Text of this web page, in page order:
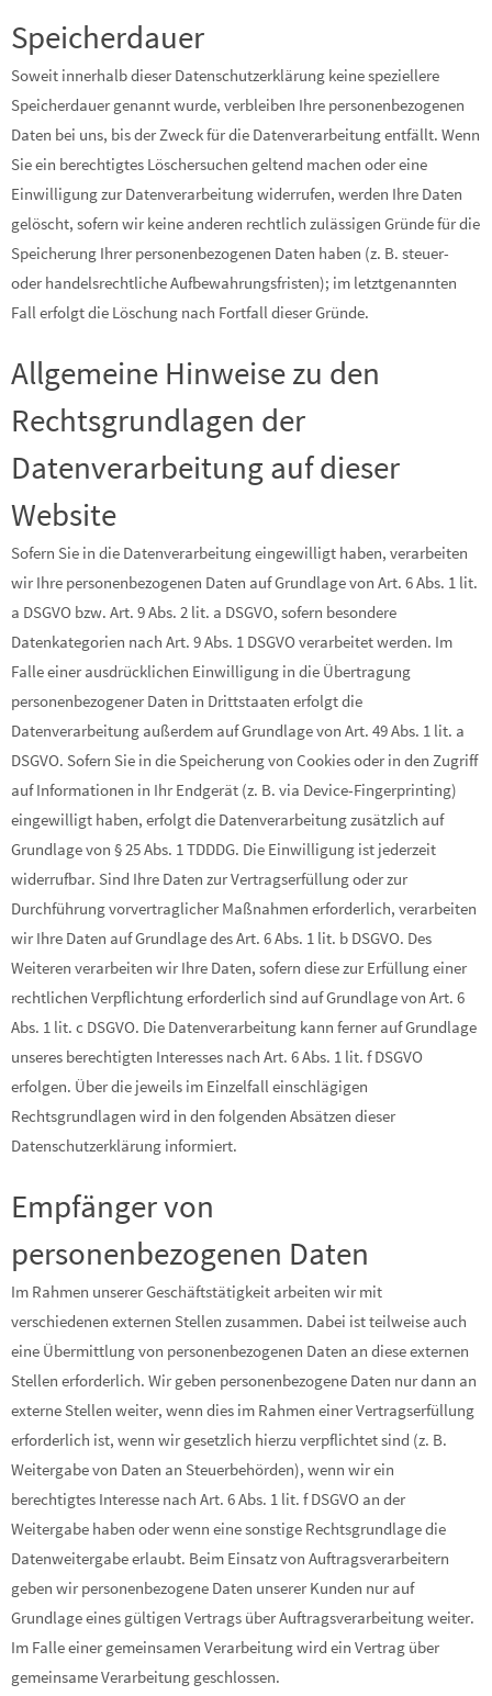
Speicherdauer
Soweit innerhalb dieser Datenschutzerklärung keine speziellere
Speicherdauer genannt wurde, verbleiben Ihre personenbezogenen
Daten bei uns, bis der Zweck für die Datenverarbeitung entfällt. Wenn
Sie ein berechtigtes Löschersuchen geltend machen oder eine
Einwilligung zur Datenverarbeitung widerrufen, werden Ihre Daten
gelöscht, sofern wir keine anderen rechtlich zulässigen Gründe für die
Speicherung Ihrer personenbezogenen Daten haben (z. B. steuer-
oder handelsrechtliche Aufbewahrungsfristen); im letztgenannten
Fall erfolgt die Löschung nach Fortfall dieser Gründe.
Allgemeine Hinweise zu den
Rechtsgrundlagen der
Datenverarbeitung auf dieser
Website
Sofern Sie in die Datenverarbeitung eingewilligt haben, verarbeiten
wir Ihre personenbezogenen Daten auf Grundlage von Art. 6 Abs. 1 lit.
a DSGVO bzw. Art. 9 Abs. 2 lit. a DSGVO, sofern besondere
Datenkategorien nach Art. 9 Abs. 1 DSGVO verarbeitet werden. Im
Falle einer ausdrücklichen Einwilligung in die Übertragung
personenbezogener Daten in Drittstaaten erfolgt die
Datenverarbeitung außerdem auf Grundlage von Art. 49 Abs. 1 lit. a
DSGVO. Sofern Sie in die Speicherung von Cookies oder in den Zugriff
auf Informationen in Ihr Endgerät (z. B. via Device-Fingerprinting)
eingewilligt haben, erfolgt die Datenverarbeitung zusätzlich auf
Grundlage von § 25 Abs. 1 TDDDG. Die Einwilligung ist jederzeit
widerrufbar. Sind Ihre Daten zur Vertragserfüllung oder zur
Durchführung vorvertraglicher Maßnahmen erforderlich, verarbeiten
wir Ihre Daten auf Grundlage des Art. 6 Abs. 1 lit. b DSGVO. Des
Weiteren verarbeiten wir Ihre Daten, sofern diese zur Erfüllung einer
rechtlichen Verpflichtung erforderlich sind auf Grundlage von Art. 6
Abs. 1 lit. c DSGVO. Die Datenverarbeitung kann ferner auf Grundlage
unseres berechtigten Interesses nach Art. 6 Abs. 1 lit. f DSGVO
erfolgen. Über die jeweils im Einzelfall einschlägigen
Rechtsgrundlagen wird in den folgenden Absätzen dieser
Datenschutzerklärung informiert.
Empfänger von
personenbezogenen Daten
Im Rahmen unserer Geschäftstätigkeit arbeiten wir mit
verschiedenen externen Stellen zusammen. Dabei ist teilweise auch
eine Übermittlung von personenbezogenen Daten an diese externen
Stellen erforderlich. Wir geben personenbezogene Daten nur dann an
externe Stellen weiter, wenn dies im Rahmen einer Vertragserfüllung
erforderlich ist, wenn wir gesetzlich hierzu verpflichtet sind (z. B.
Weitergabe von Daten an Steuerbehörden), wenn wir ein
berechtigtes Interesse nach Art. 6 Abs. 1 lit. f DSGVO an der
Weitergabe haben oder wenn eine sonstige Rechtsgrundlage die
Datenweitergabe erlaubt. Beim Einsatz von Auftragsverarbeitern
geben wir personenbezogene Daten unserer Kunden nur auf
Grundlage eines gültigen Vertrags über Auftragsverarbeitung weiter.
Im Falle einer gemeinsamen Verarbeitung wird ein Vertrag über
gemeinsame Verarbeitung geschlossen.